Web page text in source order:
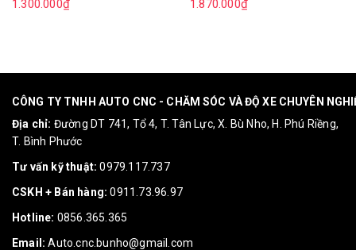
1.300.000₫ 1.870.000₫
CÔNG TY TNHH AUTO CNC - CHĂM SÓC VÀ ĐỘ XE CHUYÊN
Địa chỉ: Đường DT 741, Tổ 4, T. Tân Lực, X. Bù Nho, H. Phú Riềng,
T. Bình Phước
Tư vấn kỹ thuật: 0979.117.737
CSKH + Bán hàng: 0911.73.96.97
Hotline: 0856.365.365
Email: Auto.cnc.bunho@gmail.com